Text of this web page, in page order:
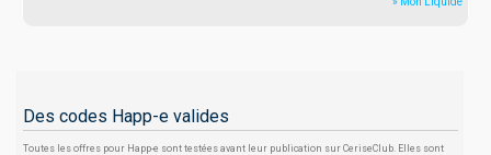
Des codes Happ-e valides
Toutes les offres pour Happ-e sont testées avant leur publication sur CeriseClub. Elles sont